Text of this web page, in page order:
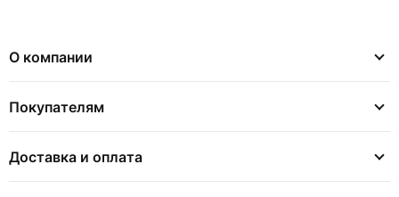
О компании
Покупателям
Доставка и оплата